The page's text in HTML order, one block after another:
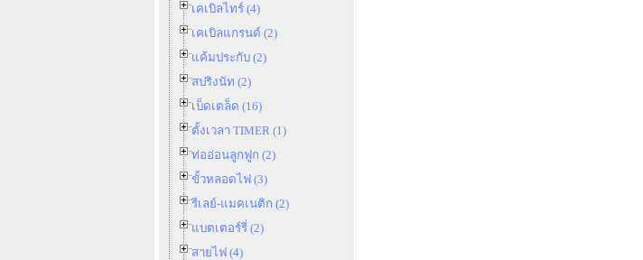
เคเบิลไทร์ (4)
เคเบิลแกรนด์ (2)
แค้มประกับ (2)
สปริงนัท (2)
เบ็ดเตล็ด (16)
ตั้งเวลา TIMER (1)
ท่ออ่อนลูกฟูก (2)
ขั้วหลอดไฟ (3)
รีเลย์-แมคเนติก (2)
แบตเตอร์รี่ (2)
สายไฟ (4)